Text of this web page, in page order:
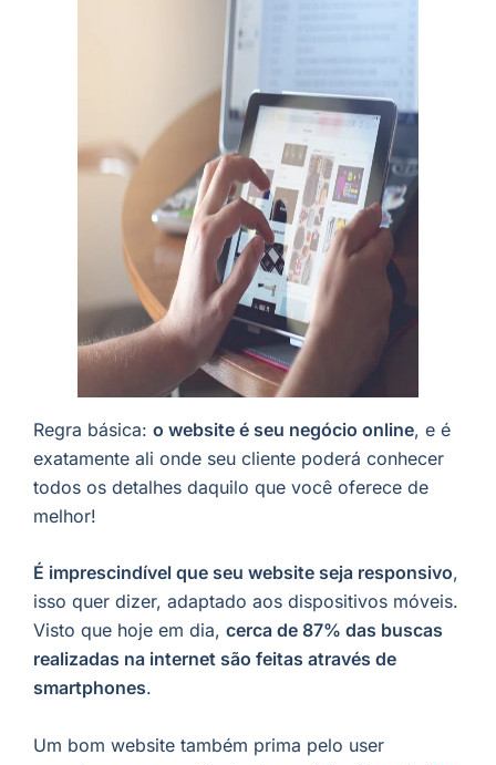
Regra básica: o website é seu negócio online, e é
exatamente ali onde seu cliente poderá conhecer
todos os detalhes daquilo que você oferece de
melhor!
É imprescindível que seu website seja responsivo,
isso quer dizer, adaptado aos dispositivos móveis.
Visto que hoje em dia, cerca de 87% das buscas
realizadas na internet são feitas através de
smartphones.
Um bom website também prima pelo user